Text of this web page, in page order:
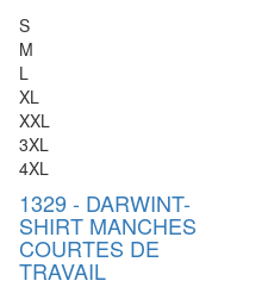
S
M
L
XL
XXL
3XL
4XL
1329 - DARWINT-
SHIRT MANCHES
COURTES DE
TRAVAIL